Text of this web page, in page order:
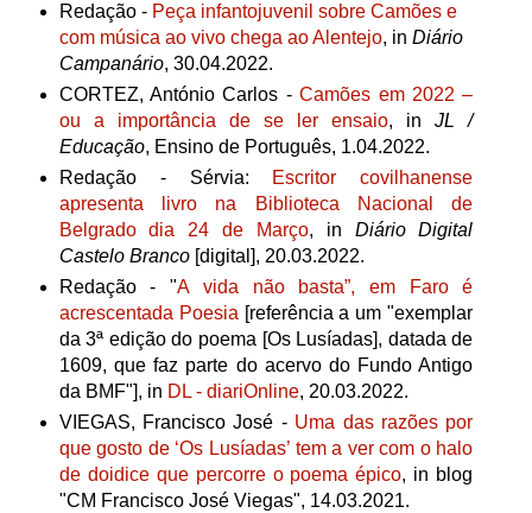
Redação - Peça infantojuvenil sobre Camões e
com música ao vivo chega ao Alentejo, in Diário
Campanário, 30.04.2022.
CORTEZ, António Carlos -Camões em 2022 –
ou a importância de se ler ensaio, inJL /
Educação, Ensino de Português, 1.04.2022.
Redação - Sérvia: Escritor covilhanense
apresenta livro na Biblioteca Nacional de
Belgrado dia 24 de Março, in Diário Digital
Castelo Branco[digital], 20.03.2022.
Redação - "A vida não basta”, em Faro é
acrescentada Poesia [referência a um "exemplar
da 3ª edição do poema [Os Lusíadas], datada de
1609, que faz parte do acervo do Fundo Antigo
da BMF"], in DL - diariOnline, 20.03.2022.
VIEGAS, Francisco José - Uma das razões por
que gosto de ‘Os Lusíadas’ tem a ver com o halo
de doidice que percorre o poema épico, in blog
"CM Francisco José Viegas", 14.03.2021.